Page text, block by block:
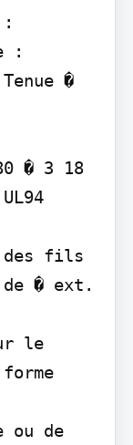
:
:
�
� 3 18
des fils
de � ext.
le
ou de